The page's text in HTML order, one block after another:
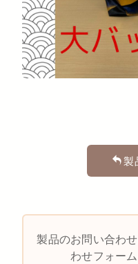
製
製品のお問い合わ
わせフォー